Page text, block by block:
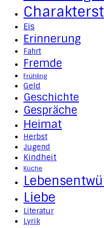
Eis
Erinnerung
Fahrt
Fremde
Frühling
Geld
Geschichte
Gespräche
Heimat
Herbst
Jugend
Kindheit
Küche
Liebe
Literatur
Lyrik